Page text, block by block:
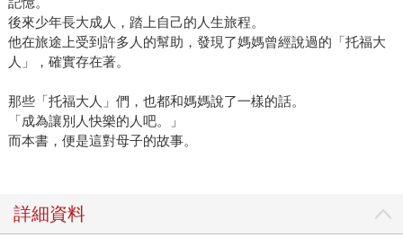
後來少年長大成人，踏上自己的人生旅程。
他在旅途上受到許多人的幫助，發現了媽媽曾經說過的「托福大
人」，確實存在著。
那些「托福大人」們，也都和媽媽說了一樣的話。
「成為讓別人快樂的人吧。」
而本書，便是這對母子的故事。
詳細資料